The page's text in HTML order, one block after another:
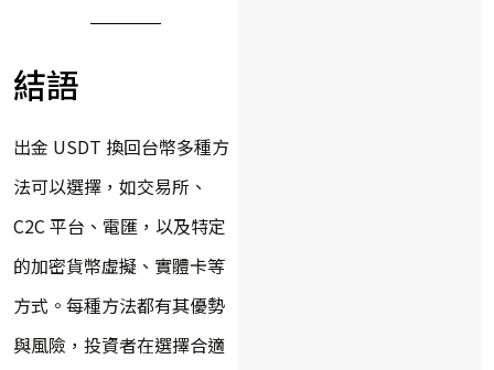
結語
出金 USDT 換回台幣多種方
法可以選擇，如交易所、
C2C 平台、電匯，以及特定
的加密貨幣虛擬、實體卡等
方式。每種方法都有其優勢
與風險，投資者在選擇合適